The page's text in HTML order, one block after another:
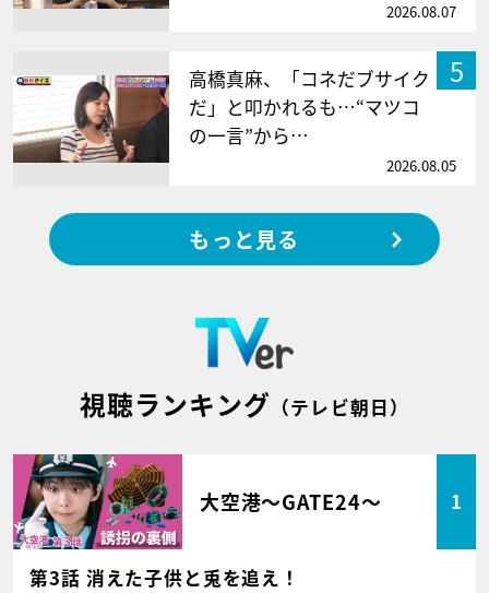
2026.08.07
5
高橋真麻、「コネだブサイク
だ」と叩かれるも…“マツコ
の一言”から…
2026.08.05
もっと見る
視聴ランキング （テレビ朝日）
大空港～GATE24～ 1
第3話 消えた子供と兎を追え！